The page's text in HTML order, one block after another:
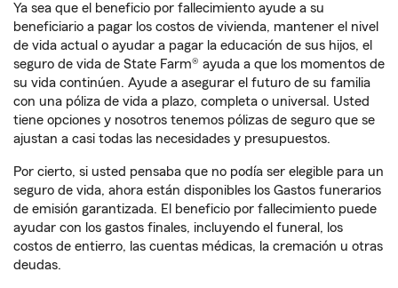
Ya sea que el beneficio por fallecimiento ayude a su
beneficiario a pagar los costos de vivienda, mantener el nivel
de vida actual o ayudar a pagar la educación de sus hijos, el
seguro de vida de State Farm® ayuda a que los momentos de
su vida continúen. Ayude a asegurar el futuro de su familia
con una póliza de vida a plazo, completa o universal. Usted
tiene opciones y nosotros tenemos pólizas de seguro que se
ajustan a casi todas las necesidades y presupuestos.
Por cierto, si usted pensaba que no podía ser elegible para un
seguro de vida, ahora están disponibles los Gastos funerarios
de emisión garantizada. El beneficio por fallecimiento puede
ayudar con los gastos finales, incluyendo el funeral, los
costos de entierro, las cuentas médicas, la cremación u otras
deudas.